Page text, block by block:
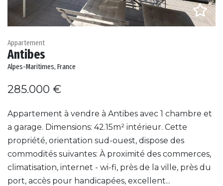
Appartement
Antibes
Alpes-Maritimes, France
285.000 €
Appartement à vendre à Antibes avec 1 chambre et
a garage. Dimensions: 42.15m² intérieur. Cette
propriété, orientation sud-ouest, dispose des
commodités suivantes: À proximité des commerces,
climatisation, internet - wi-fi, près de la ville, près du
port, accès pour handicapées, excellent...